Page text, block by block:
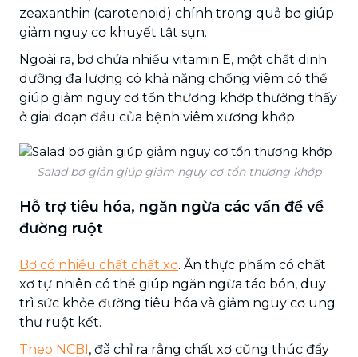
zeaxanthin (carotenoid) chính trong quả bơ giúp
giảm nguy cơ khuyết tật sụn.
Ngoài ra, bơ chứa nhiều vitamin E, một chất dinh
dưỡng đa lượng có khả năng chống viêm có thể
giúp giảm nguy cơ tổn thương khớp thường thấy
ở giai đoạn đầu của bệnh viêm xương khớp.
Salad bơ giản giúp giảm nguy cơ tổn thương khớp
Hỗ trợ tiêu hóa, ngăn ngừa các vấn đề về
đường ruột
Bơ có nhiều chất chất xơ. Ăn thực phẩm có chất
xơ tự nhiên có thể giúp ngăn ngừa táo bón, duy
trì sức khỏe đường tiêu hóa và giảm nguy cơ ung
thư ruột kết.
Theo NCBI, đã chỉ ra rằng chất xơ cũng thúc đẩy